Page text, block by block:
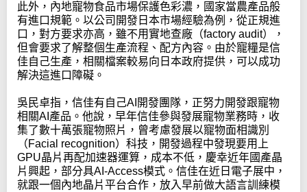
此外，內地寵物食品市場保護色彩濃，國家當農產品般
有進口規範。以公司開發日本市場經驗為例，從正規進
口，對方要求亦高，雖不用實地查廠（factory audit），
但會要求了解整個生產流程、配方內容。由於寵糧是信
佳自己生產，相關檔案較易向日本政府提供，可以成功
解決這進口障礙。
吳民卓指，信佳有自己AI開發團隊，正努力開發跟寵物
相關AI產品。他說，早年信佳參與發展寵物業務時，收
集了數十萬張寵物照片，曾考慮發展以寵物面相識別
（Facial recognition）科技，開發過程中發現要用上
GPU晶片再配加速器運算，成本不低，慶幸近年國產晶
片興起，部分具AI-Access模式。信佳在近日電子展中，
就跟一個內地晶片平台合作，放入早前做大語言訓練模